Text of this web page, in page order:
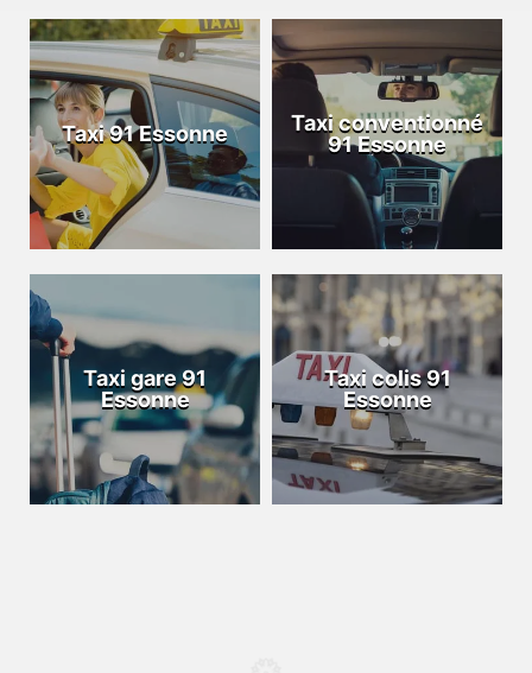
Taxi 91 Essonne
Taxi conventionné
91 Essonne
Taxi gare 91
Essonne
Taxi colis 91
Essonne